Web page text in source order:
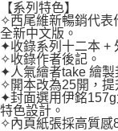
【系列特色】
✧西尾維新暢銷代表
全新中文版。
✦收錄系列十二本 +
✧收錄作者後記。
✦人氣繪者take 繪製
✧開本改為25開，提
✦封面選用伊銘
特色設計。
✧內頁紙張採高質感